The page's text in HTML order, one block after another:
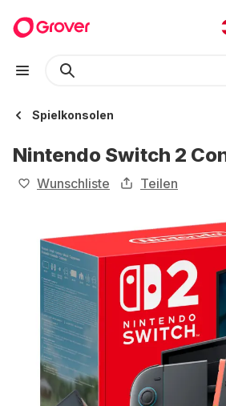
Spielkonsolen
Nintendo Switch 2
Wunschliste Teilen